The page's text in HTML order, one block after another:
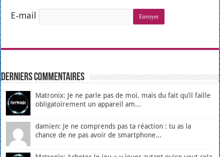
E‑mail
Derniers Commentaires
Matronix: Je ne parle pas de moi, mais du fait qu’il faille
obligatoirement un appareil am...
damien: Je ne comprends pas ta réaction : tu as la
chance de ne pas avoir de smartphone...